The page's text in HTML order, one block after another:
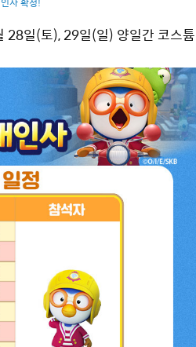
28일(토), 29일(일) 양일간 코스튬